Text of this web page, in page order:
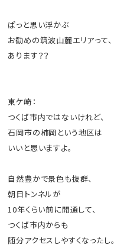
ぱっと思い浮かぶ
お勧めの筑波山麓エリアって、
あります？？
東ケ崎：
つくば市内ではないけれど、
石岡市の柿岡という地区は
いいと思いますよ。
自然豊かで景色も抜群、
朝日トンネルが
10年くらい前に開通して、
つくば市内からも
随分アクセスしやすくなったし。